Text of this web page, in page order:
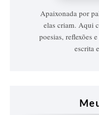
Apaixonada por
elas criam. Aqui
poesias, reflexões
escrita